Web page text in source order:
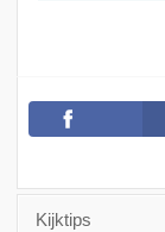
Kijktips